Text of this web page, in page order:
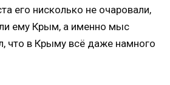
его нисколько не очаровали,
ему Крым, а именно мыс
что в Крыму всё даже намного